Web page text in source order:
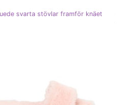
svarta stövlar framför knäet